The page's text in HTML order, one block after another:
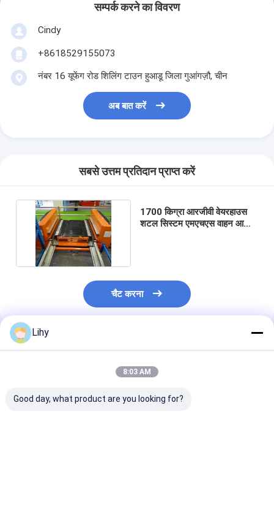
कार्टन कन्वेयर सिस्टम
वेयरहाउस शटल सिस्टम
कन्वेयर सॉर्टिंग सिस्टम
अमर स्वायत्त मोबाइल रोबोट
सम्पर्क करने का विवरण
Cindy
+8618529155073
नंबर 16 यूफेंग रोड शिलिंग टाउन हुआडू जिला गुआंगज़ौ, चीन
अब बात करें
सबसे उत्तम प्रतिदान प्राप्त करें
1700 किग्रा आरजीवी वेयरहाउस
शटल सिस्टम एमएचएस वाहन आकार
चैट करना
अनुशंसित उत्पाद
Lihy
8:03 AM
Good day, what product are you looking for?